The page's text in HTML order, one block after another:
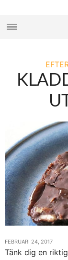
FEBRUARI 24, 2017
Tänk dig en